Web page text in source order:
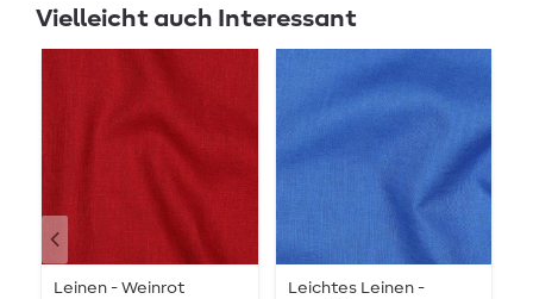
Vielleicht auch Interessant
Leinen - Weinrot
Leichtes Leinen -